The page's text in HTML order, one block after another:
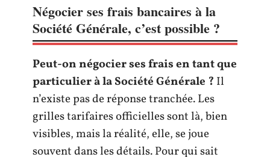
Négocier ses frais bancaires à la
Société Générale, c’est possible ?
Peut-on négocier ses frais en tant que
particulier à la Société Générale ? Il
n’existe pas de réponse tranchée. Les
grilles tarifaires officielles sont là, bien
visibles, mais la réalité, elle, se joue
souvent dans les détails. Pour qui sait